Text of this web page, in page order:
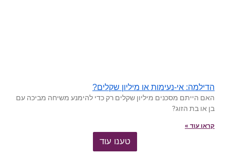
הדילמה: אי-נעימות או מיליון שקלים?
האם הייתם מסכנים מיליון שקלים רק כדי להימנע משיחה מביכה עם
בן או בת הזוג?
קראו עוד »
טענו עוד